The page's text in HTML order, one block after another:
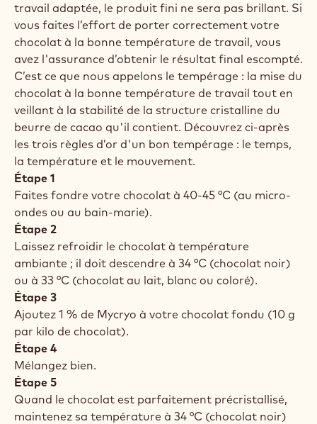
travail adaptée, le produit fini ne sera pas brillant. Si
vous faites l’effort de porter correctement votre
chocolat à la bonne température de travail, vous
avez l'assurance d’obtenir le résultat final escompté.
C’est ce que nous appelons le tempérage : la mise du
chocolat à la bonne température de travail tout en
veillant à la stabilité de la structure cristalline du
beurre de cacao qu'il contient. Découvrez ci-après
les trois règles d’or d'un bon tempérage : le temps,
la température et le mouvement.
Étape 1
Faites fondre votre chocolat à 40-45 °C (au micro-
ondes ou au bain-marie).
Étape 2
Laissez refroidir le chocolat à température
ambiante ; il doit descendre à 34 °C (chocolat noir)
ou à 33 °C (chocolat au lait, blanc ou coloré).
Étape 3
Ajoutez 1 % de Mycryo à votre chocolat fondu (10 g
par kilo de chocolat).
Étape 4
Mélangez bien.
Étape 5
Quand le chocolat est parfaitement précristallisé,
maintenez sa température à 34 °C (chocolat noir)